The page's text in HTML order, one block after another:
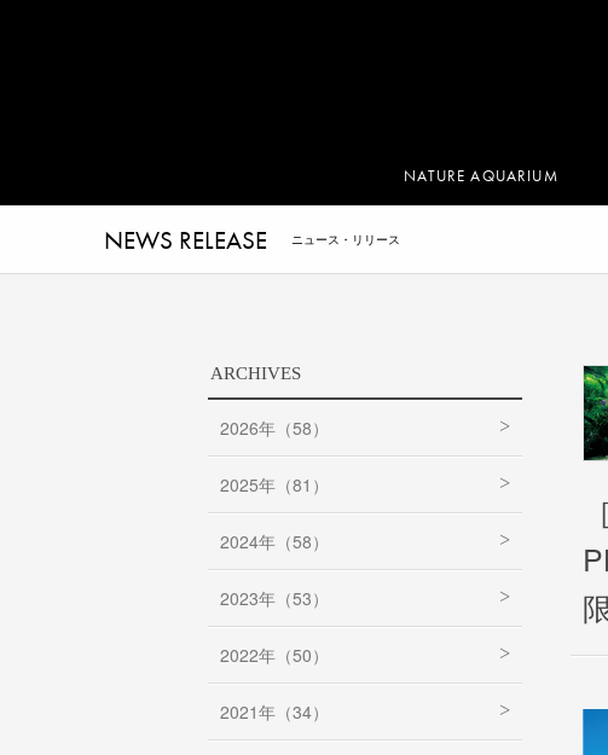
NATURE AQUARIUM
NEWS RELEASE ニュース・リリース
ARCHIVES
2026年（58）
2025年（81）
2024年（58）
2023年（53）
2022年（50）
2021年（34）